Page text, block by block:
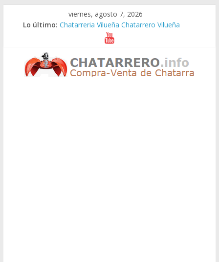
viernes, agosto 7, 2026
Lo último: Chatarreria Vilueña Chatarrero Vilueña
Chatarreria Zuera Chatarrero Zuera
Chatarreria Zaragoza Chatarrero Zaragoza
Chatarreria Zaida Chatarrero Zaida
Chatarreria Vistabella Chatarrero Vistabella